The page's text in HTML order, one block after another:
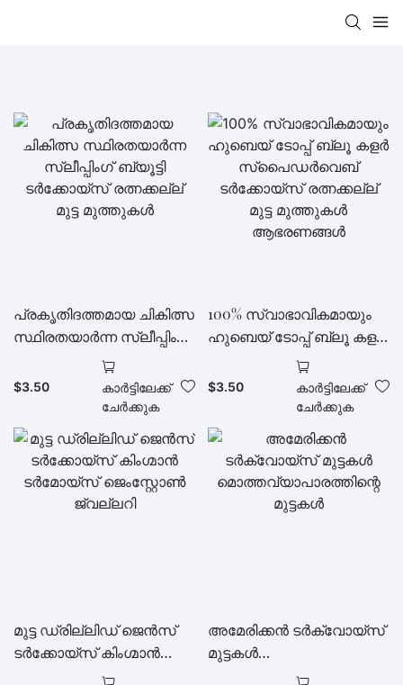
പ്രകൃതിദത്തമായ ചികിത്സ
സ്ഥിരതയാർന്ന സ്ലീപ്പിംഗ്
ബ്യൂട്ടി ടർക്കോയ്സ്
രത്നക്കല്ല് മുട്ട മുത്തുകൾ
$3.50
കാർട്ടിലേക്ക്
ചേർക്കുക
100% സ്വാഭാവികമായും
ഹുബെയ് ടോപ്പ് ബ്ലൂ കളർ
സ്പൈഡർവെബ്
ടർക്കോയ്സ് രത്നക്കല്ല്
മുട്ട മുത്തുകൾ
ആഭരണങ്ങൾ
$3.50
കാർട്ടിലേക്ക്
ചേർക്കുക
മുട്ട ഡ്രില്ലിഡ് ജെൻസ്
ടർക്കോയ്സ് കിംഗ്മാൻ
ടർമോയ്സ് ജെംസ്റ്റോൺ
അമേരിക്കൻ ടർക്വോയ്സ്
മുട്ടകൾ
മൊത്തവ്യാപാരത്തിന്റെ